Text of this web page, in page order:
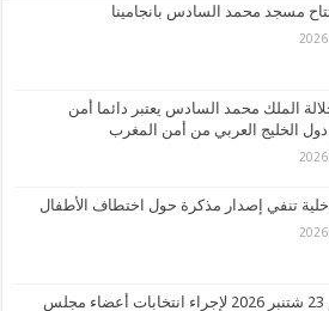
مسجد محمد السادس بانجامينا
الملك محمد السادس يعتبر دائما أمن
الخليج العربي من أمن المغرب
تنفي إصدار مذكرة حول اختطاف الأطفال
تحديد يوم 23 شتنبر 2026 لإجراء انتخابات أعضاء مجلس